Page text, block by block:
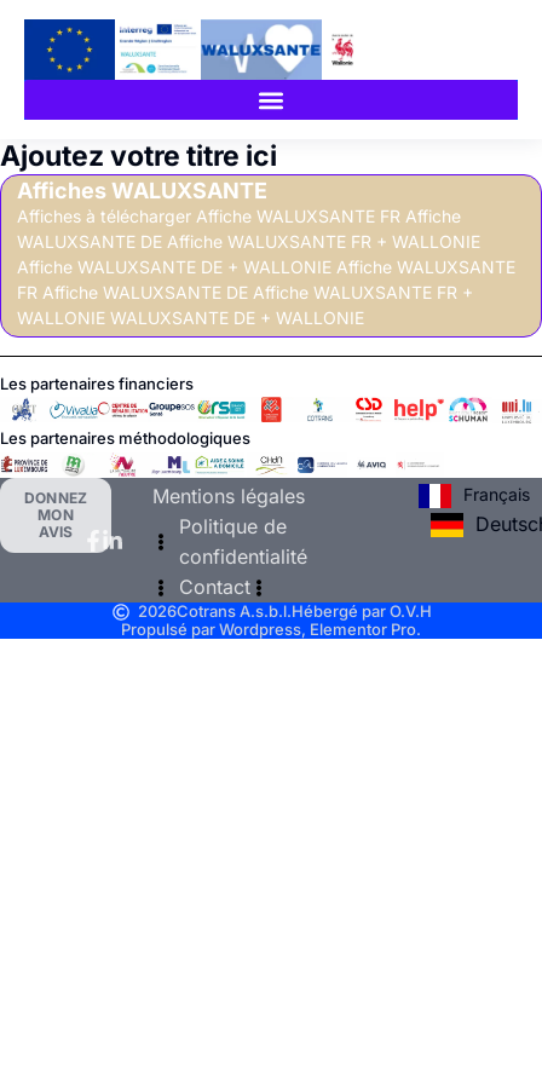
Ajoutez votre titre ici
Affiches WALUXSANTE
Affiches à télécharger Affiche WALUXSANTE FR Affiche
WALUXSANTE DE Affiche WALUXSANTE FR + WALLONIE
Affiche WALUXSANTE DE + WALLONIE Affiche WALUXSANTE
FR Affiche WALUXSANTE DE Affiche WALUXSANTE FR +
WALLONIE WALUXSANTE DE + WALLONIE
Les partenaires financiers
Les partenaires méthodologiques
DONNEZ
MON
AVIS
Mentions légales
Politique de
confidentialité
Contact
Français
2026Cotrans A.s.b.l.Hébergé par O.V.H
Propulsé par Wordpress, Elementor Pro.